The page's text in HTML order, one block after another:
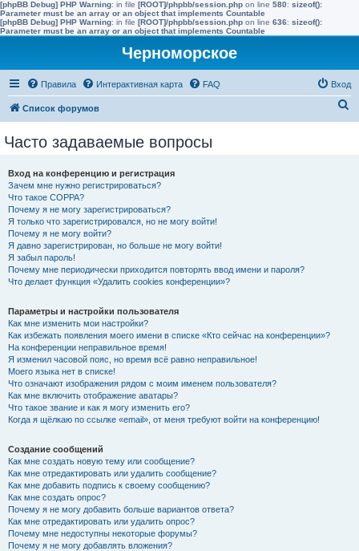
[phpBB Debug] PHP Warning: in file [ROOT]/phpbb/session.php on line 580: sizeof():
Parameter must be an array or an object that implements Countable
[phpBB Debug] PHP Warning: in file [ROOT]/phpbb/session.php on line 636: sizeof():
Parameter must be an array or an object that implements Countable
Черноморское
Правила Интерактивная карта FAQ Вход
Список форумов
Часто задаваемые вопросы
Вход на конференцию и регистрация
Зачем мне нужно регистрироваться?
Что такое COPPA?
Почему я не могу зарегистрироваться?
Я только что зарегистрировался, но не могу войти!
Почему я не могу войти?
Я давно зарегистрирован, но больше не могу войти!
Я забыл пароль!
Почему мне периодически приходится повторять ввод имени и пароля?
Что делает функция «Удалить cookies конференции»?
Параметры и настройки пользователя
Как мне изменить мои настройки?
Как избежать появления моего имени в списке «Кто сейчас на конференции»?
На конференции неправильное время!
Я изменил часовой пояс, но время всё равно неправильное!
Моего языка нет в списке!
Что означают изображения рядом с моим именем пользователя?
Как мне включить отображение аватары?
Что такое звание и как я могу изменить его?
Когда я щёлкаю по ссылке «email», от меня требуют войти на конференцию!
Создание сообщений
Как мне создать новую тему или сообщение?
Как мне отредактировать или удалить сообщение?
Как мне добавить подпись к своему сообщению?
Как мне создать опрос?
Почему я не могу добавить больше вариантов ответа?
Как мне отредактировать или удалить опрос?
Почему мне недоступны некоторые форумы?
Почему я не могу добавлять вложения?